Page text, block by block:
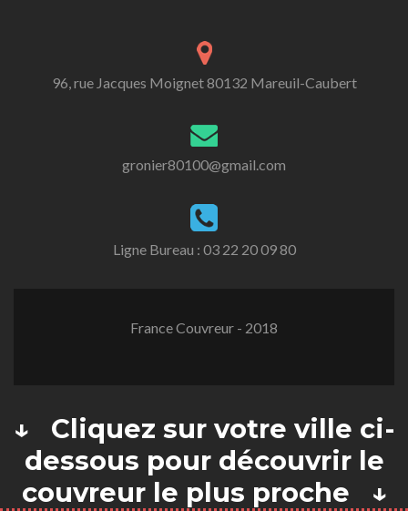
96, rue Jacques Moignet 80132 Mareuil-Caubert
gronier80100@gmail.com
Ligne Bureau : 03 22 20 09 80
France Couvreur - 2018
↓ Cliquez sur votre ville ci-
dessous pour découvrir le
couvreur le plus proche ↓